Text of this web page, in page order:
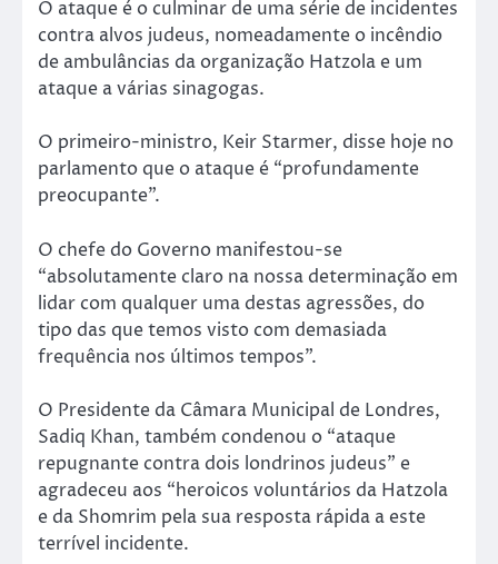
O ataque é o culminar de uma série de incidentes
contra alvos judeus, nomeadamente o incêndio
de ambulâncias da organização Hatzola e um
ataque a várias sinagogas.
O primeiro-ministro, Keir Starmer, disse hoje no
parlamento que o ataque é “profundamente
preocupante”.
O chefe do Governo manifestou-se
“absolutamente claro na nossa determinação em
lidar com qualquer uma destas agressões, do
tipo das que temos visto com demasiada
frequência nos últimos tempos”.
O Presidente da Câmara Municipal de Londres,
Sadiq Khan, também condenou o “ataque
repugnante contra dois londrinos judeus” e
agradeceu aos “heroicos voluntários da Hatzola
e da Shomrim pela sua resposta rápida a este
terrível incidente.